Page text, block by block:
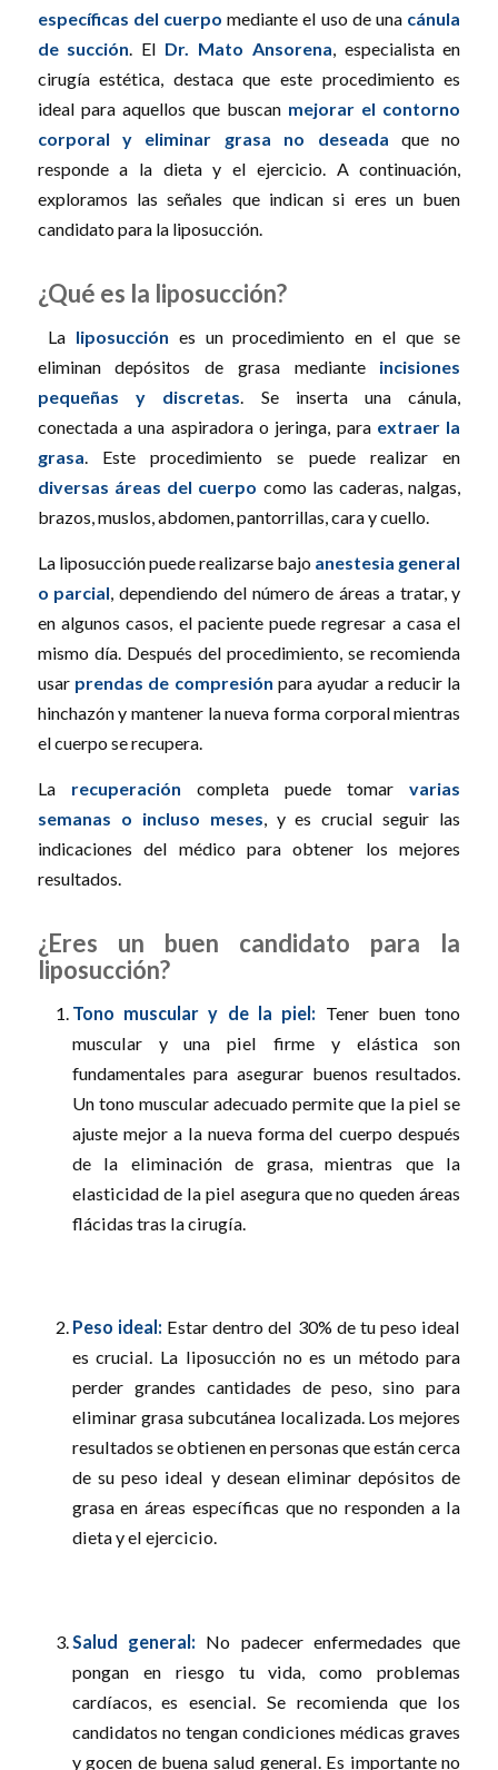
específicas del cuerpo mediante el uso de una cánula
de succión. El Dr. Mato Ansorena, especialista en
cirugía estética, destaca que este procedimiento es
ideal para aquellos que buscan mejorar el contorno
corporal y eliminar grasa no deseada que no
responde a la dieta y el ejercicio. A continuación,
exploramos las señales que indican si eres un buen
candidato para la liposucción.
¿Qué es la liposucción?
La liposucción es un procedimiento en el que se
eliminan depósitos de grasa mediante incisiones
pequeñas y discretas. Se inserta una cánula,
conectada a una aspiradora o jeringa, para extraer la
grasa. Este procedimiento se puede realizar en
diversas áreas del cuerpo como las caderas, nalgas,
brazos, muslos, abdomen, pantorrillas, cara y cuello.
La liposucción puede realizarse bajo anestesia general
o parcial, dependiendo del número de áreas a tratar, y
en algunos casos, el paciente puede regresar a casa el
mismo día. Después del procedimiento, se recomienda
usar prendas de compresión para ayudar a reducir la
hinchazón y mantener la nueva forma corporal mientras
el cuerpo se recupera.
La recuperación completa puede tomarvarias
semanas o incluso meses , y es crucial seguir las
indicaciones del médico para obtener los mejores
resultados.
¿Eres un buen candidato para la
liposucción?
Tono muscular y de la piel: Tener buen tono
muscular y una piel firme y elástica son
fundamentales para asegurar buenos resultados.
Un tono muscular adecuado permite que la piel se
ajuste mejor a la nueva forma del cuerpo después
de la eliminación de grasa, mientras que la
elasticidad de la piel asegura que no queden áreas
flácidas tras la cirugía.
Peso ideal: Estar dentro del 30% de tu peso ideal
es crucial. La liposucción no es un método para
perder grandes cantidades de peso, sino para
eliminar grasa subcutánea localizada. Los mejores
resultados se obtienen en personas que están cerca
de su peso ideal y desean eliminar depósitos de
grasa en áreas específicas que no responden a la
dieta y el ejercicio.
Salud general: No padecer enfermedades que
pongan en riesgo tu vida, como problemas
cardíacos, es esencial. Se recomienda que los
candidatos no tengan condiciones médicas graves
y gocen de buena salud general. Es importante no